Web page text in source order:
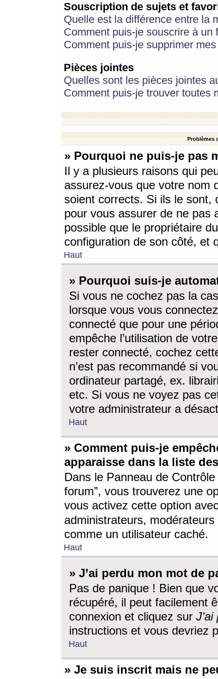
Souscription de sujets et
Quelle est la différence entre la
Comment puis-je souscrire à
Comment puis-je supprimer
Pièces jointes
Quelles sont les pièces jointes
Comment puis-je trouver toutes
Problèmes
» Pourquoi ne puis-je pas
Il y a plusieurs raisons qui
assurez-vous que votre nom
soient corrects. Si ils le sont,
pour vous assurer de ne pas
possible que le propriétaire
configuration de son côté, et
Haut
» Pourquoi suis-je
Si vous ne cochez pas la
lorsque vous vous
connecté que pour une
empêche l’utilisation de
rester connecté, cochez
n’est pas recommandé si
ordinateur partagé, ex.
etc. Si vous ne voyez pas
votre administrateur a
Haut
» Comment puis-je
apparaisse dans la liste
Dans le Panneau de
forum”, vous trouverez une
vous activez cette option
administrateurs,
comme un utilisateur caché.
Haut
» J’ai perdu mon mot de
Pas de panique ! Bien que
récupéré, il peut facilement
connexion et cliquez sur
instructions et vous devriez
Haut
» Je suis inscrit mais ne